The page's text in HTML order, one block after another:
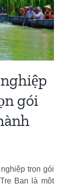
gói
trọn gói
Bạn là một